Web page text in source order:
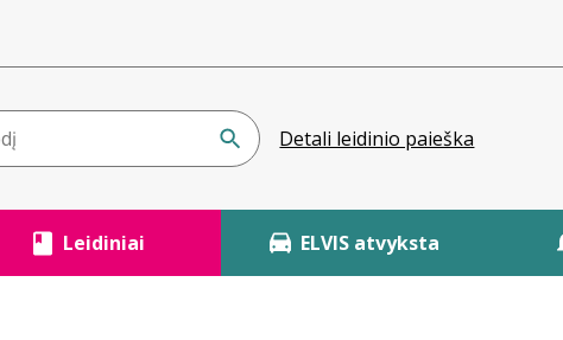
Detali leidinio paieška
Leidiniai ELVIS atvyksta